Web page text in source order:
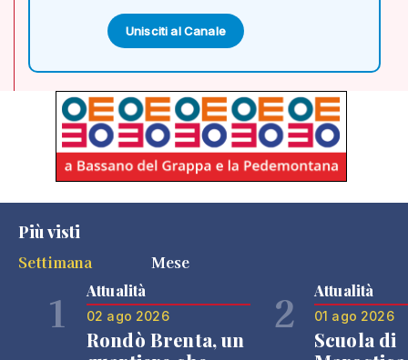
Unisciti al Canale
Più visti
Settimana
Mese
1 Attualità
02 ago 2026
Rondò Brenta, un
2 Attualità
01 ago 2026
Scuola di